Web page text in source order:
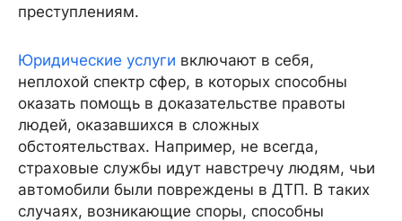
преступлениям.
Юридические услуги включают в себя,
неплохой спектр сфер, в которых способны
оказать помощь в доказательстве правоты
людей, оказавшихся в сложных
обстоятельствах. Например, не всегда,
страховые службы идут навстречу людям, чьи
автомобили были повреждены в ДТП. В таких
случаях, возникающие споры, способны